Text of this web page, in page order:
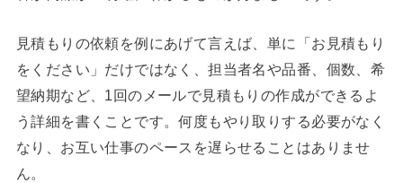
見積もりの依頼を例にあげて言えば、単に「お見積もり
をください」だけではなく、担当者名や品番、個数、希
望納期など、1回のメールで見積もりの作成ができるよ
う詳細を書くことです。何度もやり取りする必要がなく
なり、お互い仕事のペースを遅らせることはありませ
ん。